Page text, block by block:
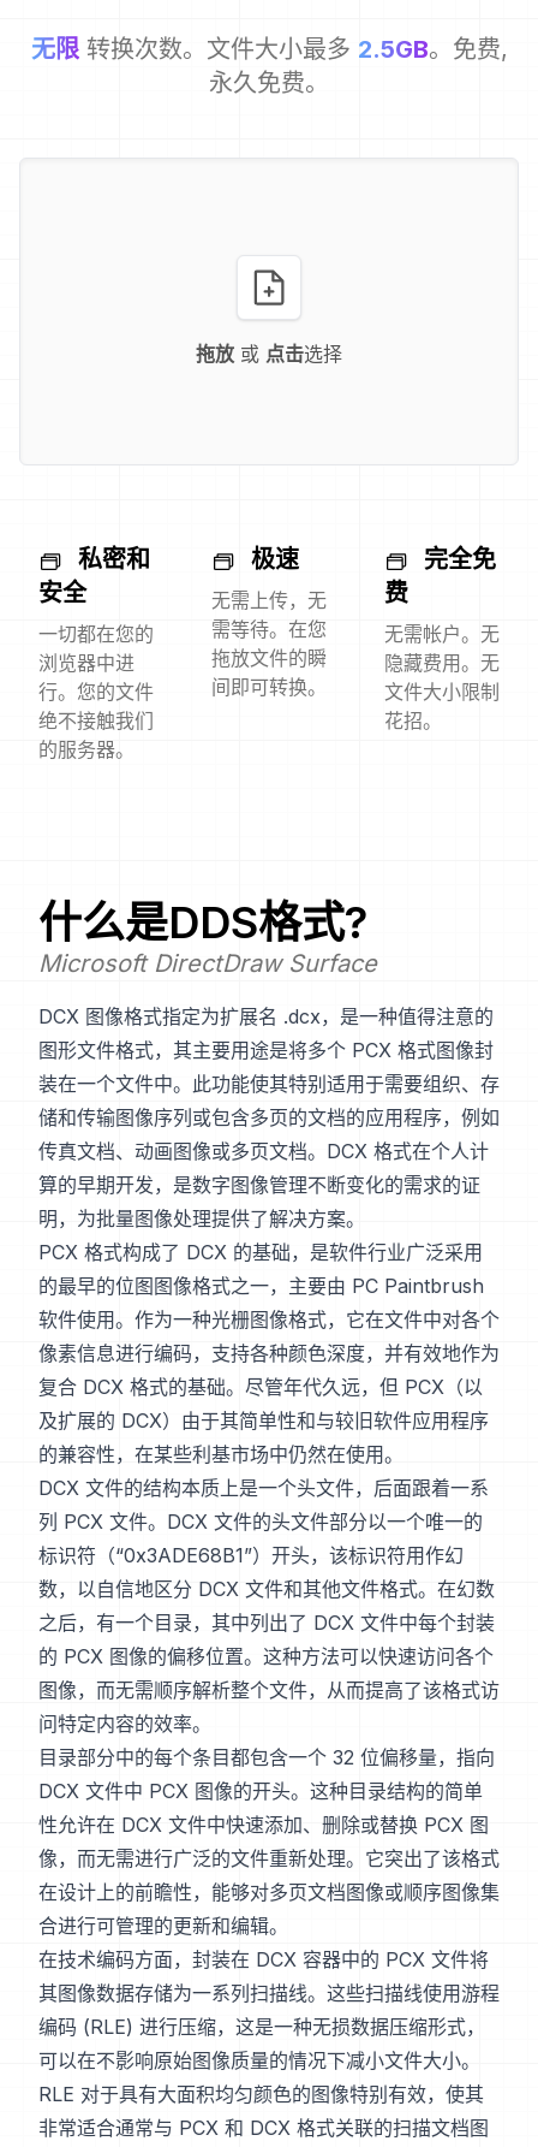
无限 转换次数。文件大小最多 2.5GB。免费,
永久免费。
拖放 或 点击选择
私密和
安全
一切都在您的
浏览器中进
行。您的文件
绝不接触我们
的服务器。
极速
无需上传，无
需等待。在您
拖放文件的瞬
间即可转换。
完全免
费
无需帐户。无
隐藏费用。无
文件大小限制
花招。
什么是DDS格式?
Microsoft DirectDraw Surface
DCX 图像格式指定为扩展名 .dcx，是一种值得注意的
图形文件格式，其主要用途是将多个 PCX 格式图像封
装在一个文件中。此功能使其特别适用于需要组织、存
储和传输图像序列或包含多页的文档的应用程序，例如
传真文档、动画图像或多页文档。DCX 格式在个人计
算的早期开发，是数字图像管理不断变化的需求的证
明，为批量图像处理提供了解决方案。
PCX 格式构成了 DCX 的基础，是软件行业广泛采用
的最早的位图图像格式之一，主要由 PC Paintbrush
软件使用。作为一种光栅图像格式，它在文件中对各个
像素信息进行编码，支持各种颜色深度，并有效地作为
复合 DCX 格式的基础。尽管年代久远，但 PCX（以
及扩展的 DCX）由于其简单性和与较旧软件应用程序
的兼容性，在某些利基市场中仍然在使用。
DCX 文件的结构本质上是一个头文件，后面跟着一系
列 PCX 文件。DCX 文件的头文件部分以一个唯一的
标识符（“0x3ADE68B1”）开头，该标识符用作幻
数，以自信地区分 DCX 文件和其他文件格式。在幻数
之后，有一个目录，其中列出了 DCX 文件中每个封装
的 PCX 图像的偏移位置。这种方法可以快速访问各个
图像，而无需顺序解析整个文件，从而提高了该格式访
问特定内容的效率。
目录部分中的每个条目都包含一个 32 位偏移量，指向
DCX 文件中 PCX 图像的开头。这种目录结构的简单
性允许在 DCX 文件中快速添加、删除或替换 PCX 图
像，而无需进行广泛的文件重新处理。它突出了该格式
在设计上的前瞻性，能够对多页文档图像或顺序图像集
合进行可管理的更新和编辑。
在技术编码方面，封装在 DCX 容器中的 PCX 文件将
其图像数据存储为一系列扫描线。这些扫描线使用游程
编码 (RLE) 进行压缩，这是一种无损数据压缩形式，
可以在不影响原始图像质量的情况下减小文件大小。
RLE 对于具有大面积均匀颜色的图像特别有效，使其
非常适合通常与 PCX 和 DCX 格式关联的扫描文档图